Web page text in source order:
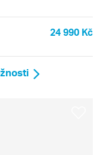
24 990 Kč